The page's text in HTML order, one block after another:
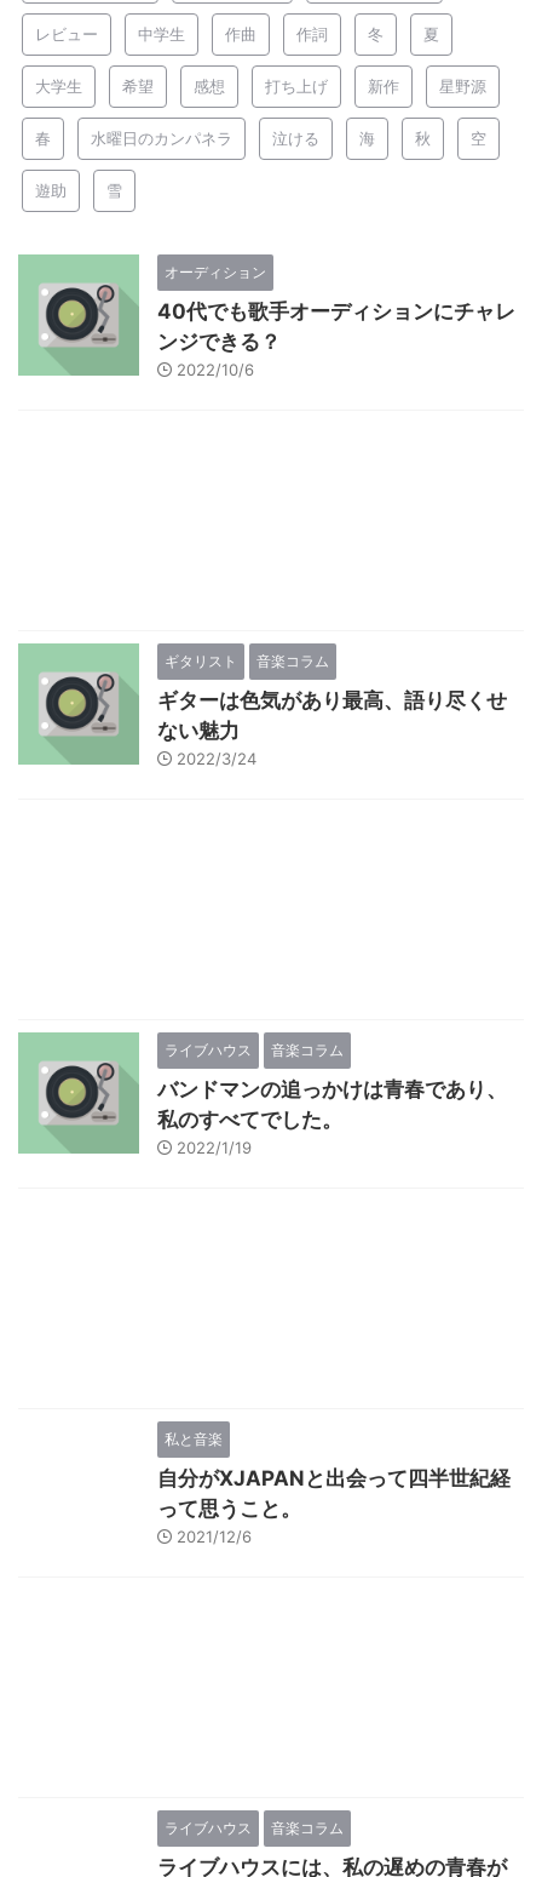
レビュー 中学生 作曲 作詞 冬 夏
大学生 希望 感想 打ち上げ 新作 星野源
春 水曜日のカンパネラ 泣ける 海 秋 空
遊助 雪
オーディション
40代でも歌手オーディションにチャレ
ンジできる？
2022/10/6
ギタリスト 音楽コラム
ギターは色気があり最高、語り尽くせ
ない魅力
2022/3/24
ライブハウス 音楽コラム
バンドマンの追っかけは青春であり、
私のすべてでした。
2022/1/19
私と音楽
自分がXJAPANと出会って四半世紀経
って思うこと。
2021/12/6
ライブハウス 音楽コラム
ライブハウスには、私の遅めの青春が